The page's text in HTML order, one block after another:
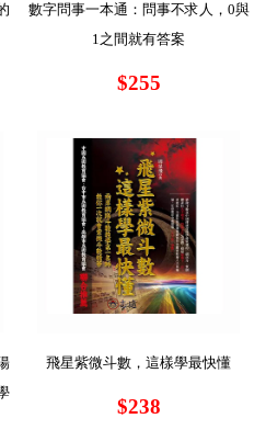
數字問事一本通：問事不求人，0與
1之間就有答案
$255
飛星紫微斗數，這樣學最快懂
$238